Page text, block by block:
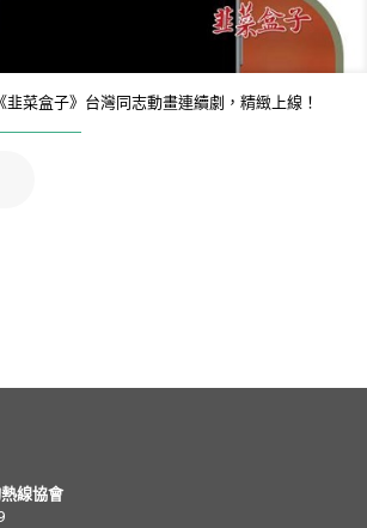
韭菜盒子》台灣同志動畫連續劇，精緻上線！
線協會